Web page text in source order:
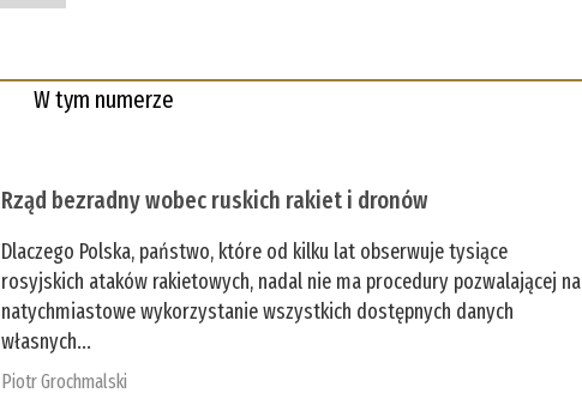
W tym numerze
Rząd bezradny wobec ruskich rakiet i dronów
Dlaczego Polska, państwo, które od kilku lat obserwuje tysiące
rosyjskich ataków rakietowych, nadal nie ma procedury pozwalającej na
natychmiastowe wykorzystanie wszystkich dostępnych danych
własnych...
Piotr Grochmalski